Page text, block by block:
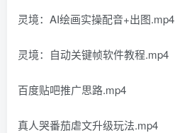
灵境：AI绘画实操配音+出图.mp4
灵境：自动关键帧软件教程.mp4
百度贴吧推广思路.mp4
真人哭番茄虐文升级玩法.mp4